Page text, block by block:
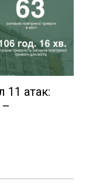
атак: